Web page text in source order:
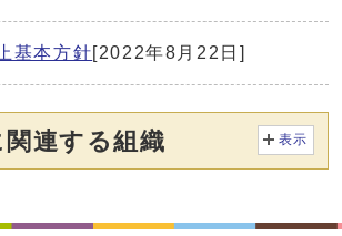
基本方針[2022年8月22日]
連する組織 表示